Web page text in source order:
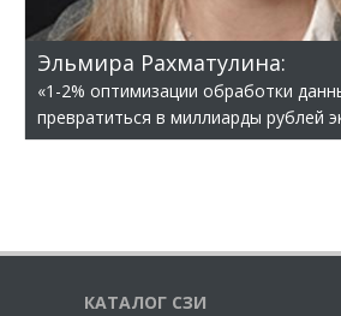
Эльмира Рахматулина:
«1-2% оптимизации обработки
превратиться в миллиарды рублей
КАТАЛОГ СЗИ